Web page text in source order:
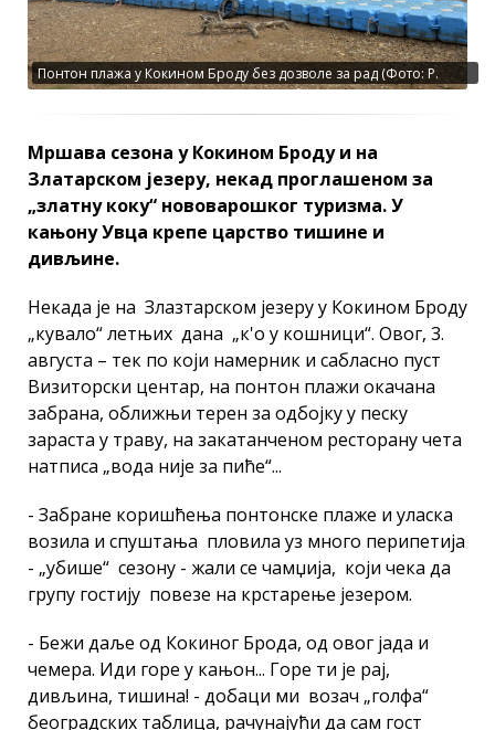
Понтон плажа у Кокином Броду без дозволе за рад (Фото: Р.
Мршава сезона у Кокином Броду и на
Златарском језеру, некад проглашеном за
„златну коку“ нововарошког туризма. У
кањону Увца крепе царство тишине и
дивљине.
Некада је на Злазтарском језеру у Кокином Броду
„кувало“ летњих дана „к'о у кошници“. Овог, 3.
августа – тек по који намерник и сабласно пуст
Визиторски центар, на понтон плажи окачана
забрана, оближњи терен за одбојку у песку
зараста у траву, на закатанченом ресторану чета
натписа „вода није за пиће“...
- Забране коришћења понтонске плаже и уласка
возила и спуштања пловила уз много перипетија
- „убише“ сезону - жали се чамџија, који чека да
групу гостију повезе на крстарење језером.
- Бежи даље од Кокиног Брода, од овог јада и
чемера. Иди горе у кањон... Горе ти је рај,
дивљина, тишина! - добаци ми возач „голфа“
београдских таблица, рачунајући да сам гост